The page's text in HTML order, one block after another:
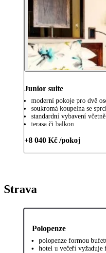
Junior suite
moderní pokoje pro dvě
soukromá koupelna se
standardní vybavení
terasa či balkon
+8 040 Kč /pokoj
Strava
Polopenze
polopenze formou
hotel u večeří vyžaduje